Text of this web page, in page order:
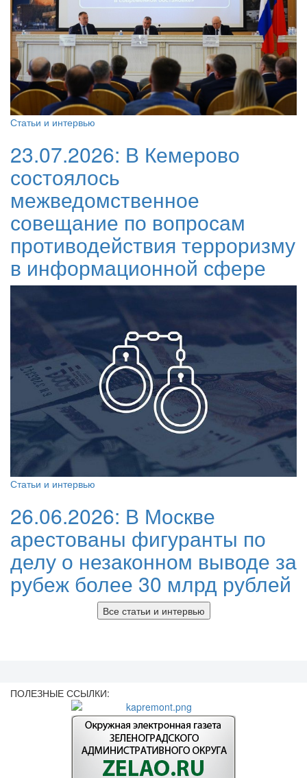
Статьи и интервью
23.07.2026: В Кемерово
состоялось
межведомственное
совещание по вопросам
противодействия терроризму
в информационной сфере
Статьи и интервью
26.06.2026: В Москве
арестованы фигуранты по
делу о незаконном выводе за
рубеж более 30 млрд рублей
Все статьи и интервью
ПОЛЕЗНЫЕ ССЫЛКИ: